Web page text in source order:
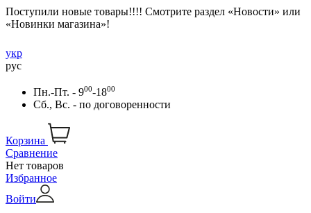
Поступили новые товары!!!! Смотрите раздел «Новости» или
«Новинки магазина»!
укр
рус
Пн.-Пт. - 900-1800
Сб., Вс. - по договоренности
Корзина
Сравнение
Нет товаров
Избранное
Войти